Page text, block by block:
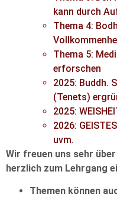
kann durch
Thema 4:
Thema 5:
erforschen
2025: Buddh.
(Tenets)
2025:
2026:
uvm.
Wir freuen uns sehr
herzlich zum Lehrgang
Themen können